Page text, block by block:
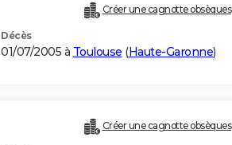
Créer une cagnotte obsèques
Décès
01/07/2005 à Toulouse (Haute-Garonne)
Créer une cagnotte obsèques